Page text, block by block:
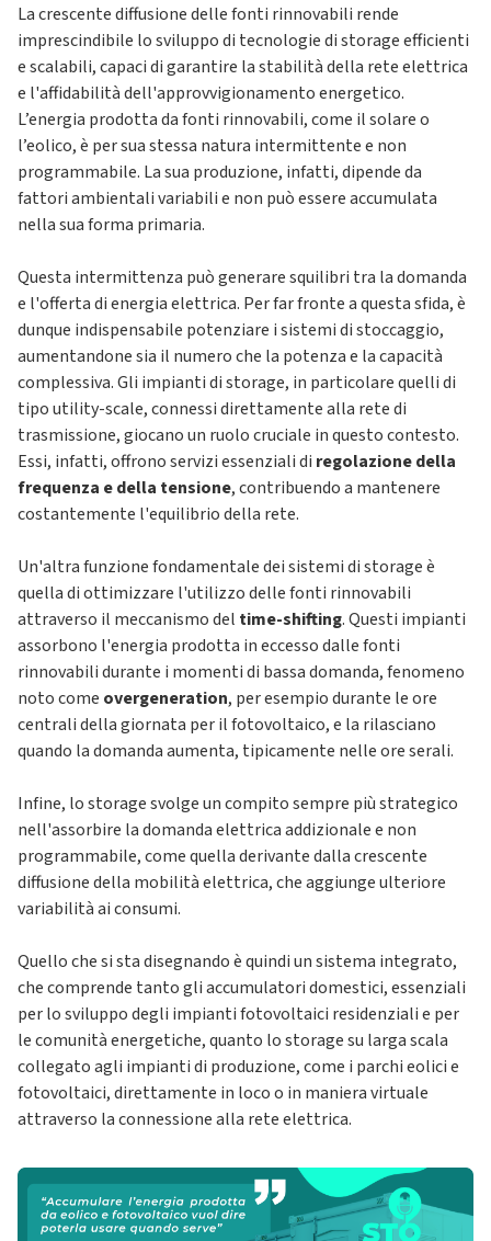
La crescente diffusione delle fonti rinnovabili rende
imprescindibile lo sviluppo di tecnologie di storage efficienti
e scalabili, capaci di garantire la stabilità della rete elettrica
e l'affidabilità dell'approvvigionamento energetico.
L’energia prodotta da fonti rinnovabili, come il solare o
l’eolico, è per sua stessa natura intermittente e non
programmabile. La sua produzione, infatti, dipende da
fattori ambientali variabili e non può essere accumulata
nella sua forma primaria.
Questa intermittenza può generare squilibri tra la domanda
e l'offerta di energia elettrica. Per far fronte a questa sfida, è
dunque indispensabile potenziare i sistemi di stoccaggio,
aumentandone sia il numero che la potenza e la capacità
complessiva. Gli impianti di storage, in particolare quelli di
tipo utility-scale, connessi direttamente alla rete di
trasmissione, giocano un ruolo cruciale in questo contesto.
Essi, infatti, offrono servizi essenziali di regolazione della
frequenza e della tensione, contribuendo a mantenere
costantemente l'equilibrio della rete.
Un'altra funzione fondamentale dei sistemi di storage è
quella di ottimizzare l'utilizzo delle fonti rinnovabili
attraverso il meccanismo del time-shifting. Questi impianti
assorbono l'energia prodotta in eccesso dalle fonti
rinnovabili durante i momenti di bassa domanda, fenomeno
noto come overgeneration, per esempio durante le ore
centrali della giornata per il fotovoltaico, e la rilasciano
quando la domanda aumenta, tipicamente nelle ore serali.
Infine, lo storage svolge un compito sempre più strategico
nell'assorbire la domanda elettrica addizionale e non
programmabile, come quella derivante dalla crescente
diffusione della mobilità elettrica, che aggiunge ulteriore
variabilità ai consumi.
Quello che si sta disegnando è quindi un sistema integrato,
che comprende tanto gli accumulatori domestici, essenziali
per lo sviluppo degli impianti fotovoltaici residenziali e per
le comunità energetiche, quanto lo storage su larga scala
collegato agli impianti di produzione, come i parchi eolici e
fotovoltaici, direttamente in loco o in maniera virtuale
attraverso la connessione alla rete elettrica.